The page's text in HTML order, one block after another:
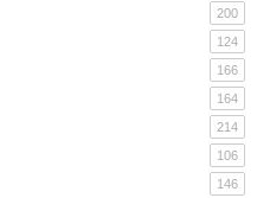
200
124
166
164
214
106
146